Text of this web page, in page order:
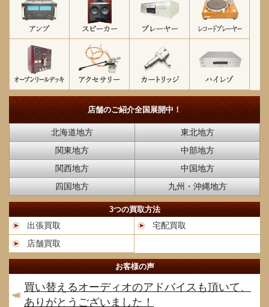
店舗のご紹介全国展開中！
北海道地方
東北地方
関東地方
中部地方
関西地方
中国地方
四国地方
九州・沖縄地方
3つの買取方法
出張買取
宅配買取
店舗買取
お客様の声
買い替えるオーディオのアドバイスも頂いて、
ありがとうございました！